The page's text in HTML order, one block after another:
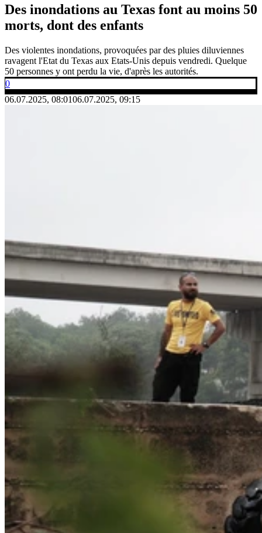
Des inondations au Texas font au moins 50
morts, dont des enfants
Des violentes inondations, provoquées par des pluies diluviennes
ravagent l'Etat du Texas aux Etats-Unis depuis vendredi. Quelque
50 personnes y ont perdu la vie, d'après les autorités.
0
06.07.2025, 08:0106.07.2025, 09:15